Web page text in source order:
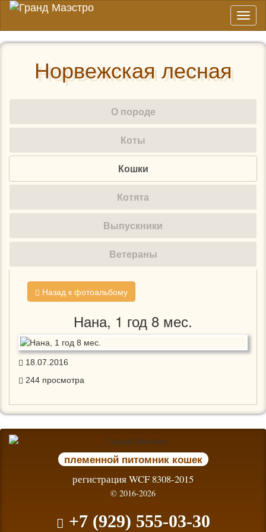
Норвежская лесная
О породе
Коты
Кошки
Котята
Выпускники
Ветераны
Назад к фотоальбому
Нана, 1 год 8 мес.
18.07.2016
244 просмотра
племенной питомник кошек
регистрация WCF 8308-2015
© 2016-2026
+7 (929) 555-03-30